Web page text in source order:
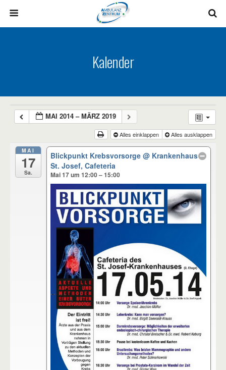
Kalender
MAI 2014 – MÄRZ 2019
Alles einklappen Alles ausklappen
MAI
17
Sa.
Blickpunkt Krebsvorsorge@ Krankenhaus
St. Josef, Cafeteria
Mai 17 um 12:00 – 15:00